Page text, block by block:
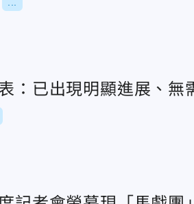
：已出現明顯進展、無